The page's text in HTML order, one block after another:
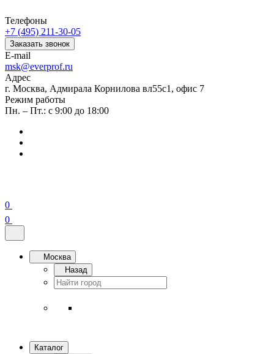
Телефоны
+7 (495) 211-30-05
Заказать звонок
E-mail
msk@everprof.ru
Адрес
г. Москва, Адмирала Корнилова вл55с1, офис 7
Режим работы
Пн. – Пт.: с 9:00 до 18:00
0
0
Москва
Назад
Каталог